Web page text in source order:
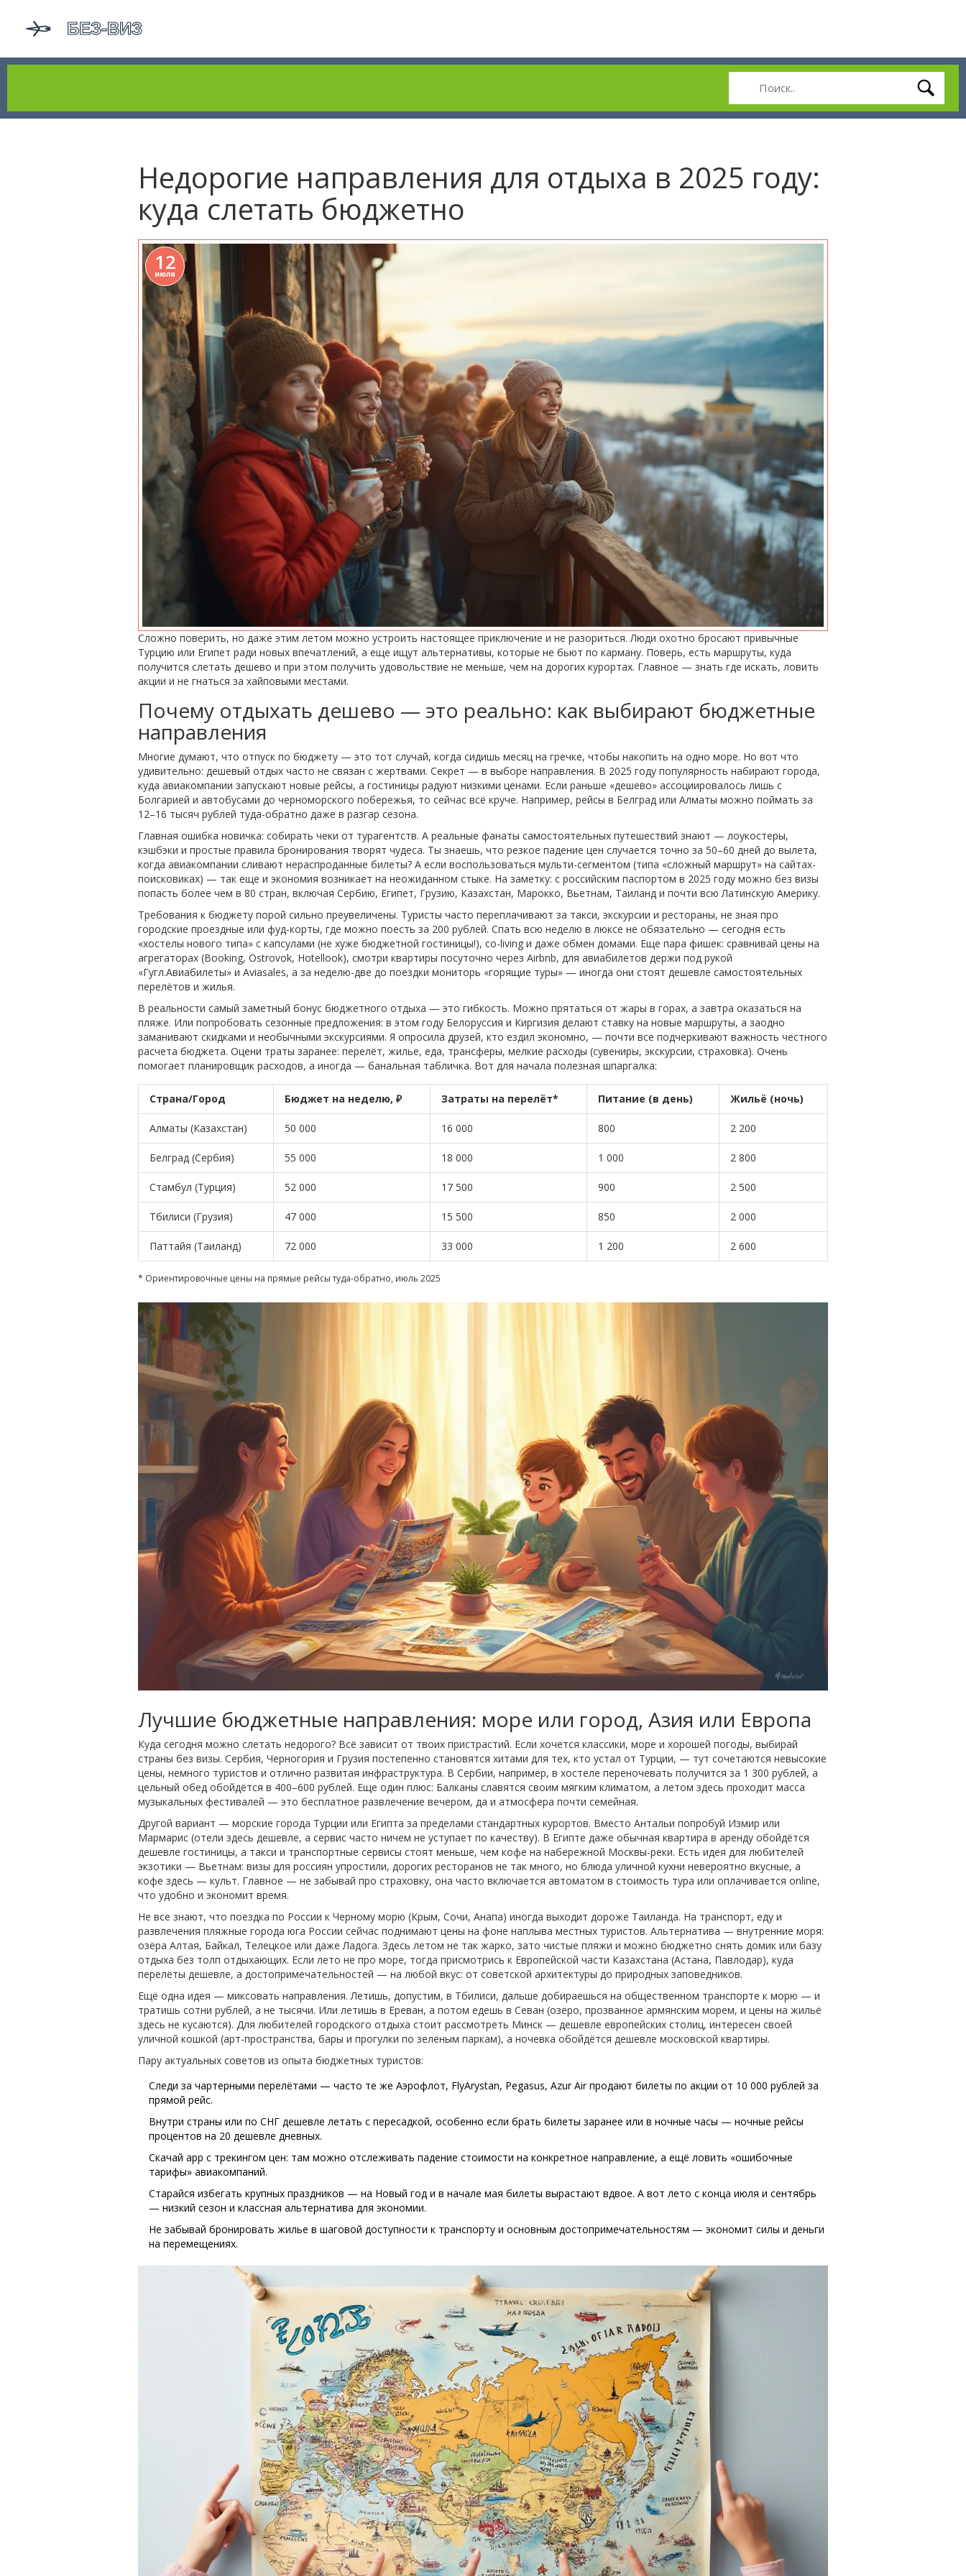
Недорогие направления для отдыха в 2025 году:
куда слетать бюджетно
12
июля
Сложно поверить, но даже этим летом можно устроить настоящее приключение и не разориться. Люди охотно бросают привычные
Турцию или Египет ради новых впечатлений, а еще ищут альтернативы, которые не бьют по карману. Поверь, есть маршруты, куда
получится слетать дешево и при этом получить удовольствие не меньше, чем на дорогих курортах. Главное — знать где искать, ловить
акции и не гнаться за хайповыми местами.
Почему отдыхать дешево — это реально: как выбирают бюджетные
направления
Многие думают, что отпуск по бюджету — это тот случай, когда сидишь месяц на гречке, чтобы накопить на одно море. Но вот что
удивительно: дешевый отдых часто не связан с жертвами. Секрет — в выборе направления. В 2025 году популярность набирают города,
куда авиакомпании запускают новые рейсы, а гостиницы радуют низкими ценами. Если раньше «дешево» ассоциировалось лишь с
Болгарией и автобусами до черноморского побережья, то сейчас всё круче. Например, рейсы в Белград или Алматы можно поймать за
12–16 тысяч рублей туда-обратно даже в разгар сезона.
Главная ошибка новичка: собирать чеки от турагентств. А реальные фанаты самостоятельных путешествий знают — лоукостеры,
кэшбэки и простые правила бронирования творят чудеса. Ты знаешь, что резкое падение цен случается точно за 50–60 дней до вылета,
когда авиакомпании сливают нераспроданные билеты? А если воспользоваться мульти-сегментом (типа «сложный маршрут» на сайтах-
поисковиках) — так еще и экономия возникает на неожиданном стыке. На заметку: с российским паспортом в 2025 году можно без визы
попасть более чем в 80 стран, включая Сербию, Египет, Грузию, Казахстан, Марокко, Вьетнам, Таиланд и почти всю Латинскую Америку.
Требования к бюджету порой сильно преувеличены. Туристы часто переплачивают за такси, экскурсии и рестораны, не зная про
городские проездные или фуд-корты, где можно поесть за 200 рублей. Спать всю неделю в люксе не обязательно — сегодня есть
«хостелы нового типа» с капсулами (не хуже бюджетной гостиницы!), co-living и даже обмен домами. Еще пара фишек: сравнивай цены на
агрегаторах (Booking, Ostrovok, Hotellook), смотри квартиры посуточно через Airbnb, для авиабилетов держи под рукой
«Гугл.Авиабилеты» и Aviasales, а за неделю-две до поездки мониторь «горящие туры» — иногда они стоят дешевле самостоятельных
перелётов и жилья.
В реальности самый заметный бонус бюджетного отдыха — это гибкость. Можно прятаться от жары в горах, а завтра оказаться на
пляже. Или попробовать сезонные предложения: в этом году Белоруссия и Киргизия делают ставку на новые маршруты, а заодно
заманивают скидками и необычными экскурсиями. Я опросила друзей, кто ездил экономно, — почти все подчеркивают важность честного
расчета бюджета. Оцени траты заранее: перелёт, жилье, еда, трансферы, мелкие расходы (сувениры, экскурсии, страховка). Очень
помогает планировщик расходов, а иногда — банальная табличка. Вот для начала полезная шпаргалка:
Страна/Город Бюджет на неделю, ₽ Затраты на перелёт* Питание (в день) Жильё (ночь)
Алматы (Казахстан) 50 000 16 000 800 2 200
Белград (Сербия) 55 000 18 000 1 000 2 800
Стамбул (Турция) 52 000 17 500 900 2 500
Тбилиси (Грузия) 47 000 15 500 850 2 000
Паттайя (Таиланд) 72 000 33 000 1 200 2 600
* Ориентировочные цены на прямые рейсы туда-обратно, июль 2025
Лучшие бюджетные направления: море или город, Азия или Европа
Куда сегодня можно слетать недорого? Всё зависит от твоих пристрастий. Если хочется классики, море и хорошей погоды, выбирай
страны без визы. Сербия, Черногория и Грузия постепенно становятся хитами для тех, кто устал от Турции, — тут сочетаются невысокие
цены, немного туристов и отлично развитая инфраструктура. В Сербии, например, в хостеле переночевать получится за 1 300 рублей, а
цельный обед обойдётся в 400–600 рублей. Еще один плюс: Балканы славятся своим мягким климатом, а летом здесь проходит масса
музыкальных фестивалей — это бесплатное развлечение вечером, да и атмосфера почти семейная.
Другой вариант — морские города Турции или Египта за пределами стандартных курортов. Вместо Антальи попробуй Измир или
Мармарис (отели здесь дешевле, а сервис часто ничем не уступает по качеству). В Египте даже обычная квартира в аренду обойдётся
дешевле гостиницы, а такси и транспортные сервисы стоят меньше, чем кофе на набережной Москвы-реки. Есть идея для любителей
экзотики — Вьетнам: визы для россиян упростили, дорогих ресторанов не так много, но блюда уличной кухни невероятно вкусные, а
кофе здесь — культ. Главное — не забывай про страховку, она часто включается автоматом в стоимость тура или оплачивается online,
что удобно и экономит время.
Не все знают, что поездка по России к Черному морю (Крым, Сочи, Анапа) иногда выходит дороже Таиланда. На транспорт, еду и
развлечения пляжные города юга России сейчас поднимают цены на фоне наплыва местных туристов. Альтернатива — внутренние моря:
озёра Алтая, Байкал, Телецкое или даже Ладога. Здесь летом не так жарко, зато чистые пляжи и можно бюджетно снять домик или базу
отдыха без толп отдыхающих. Если лето не про море, тогда присмотрись к Европейской части Казахстана (Астана, Павлодар), куда
перелёты дешевле, а достопримечательностей — на любой вкус: от советской архитектуры до природных заповедников.
Ещё одна идея — миксовать направления. Летишь, допустим, в Тбилиси, дальше добираешься на общественном транспорте к морю — и
тратишь сотни рублей, а не тысячи. Или летишь в Ереван, а потом едешь в Севан (озеро, прозванное армянским морем, и цены на жильё
здесь не кусаются). Для любителей городского отдыха стоит рассмотреть Минск — дешевле европейских столиц, интересен своей
уличной кошкой (арт-пространства, бары и прогулки по зелёным паркам), а ночевка обойдётся дешевле московской квартиры.
Пару актуальных советов из опыта бюджетных туристов:
Следи за чартерными перелётами — часто те же Аэрофлот, FlyArystan, Pegasus, Azur Air продают билеты по акции от 10 000 рублей за
прямой рейс.
Внутри страны или по СНГ дешевле летать с пересадкой, особенно если брать билеты заранее или в ночные часы — ночные рейсы
процентов на 20 дешевле дневных.
Скачай app с трекингом цен: там можно отслеживать падение стоимости на конкретное направление, а ещё ловить «ошибочные
тарифы» авиакомпаний.
Старайся избегать крупных праздников — на Новый год и в начале мая билеты вырастают вдвое. А вот лето с конца июля и сентябрь
— низкий сезон и классная альтернатива для экономии.
Не забывай бронировать жилье в шаговой доступности к транспорту и основным достопримечательностям — экономит силы и деньги
на перемещениях.